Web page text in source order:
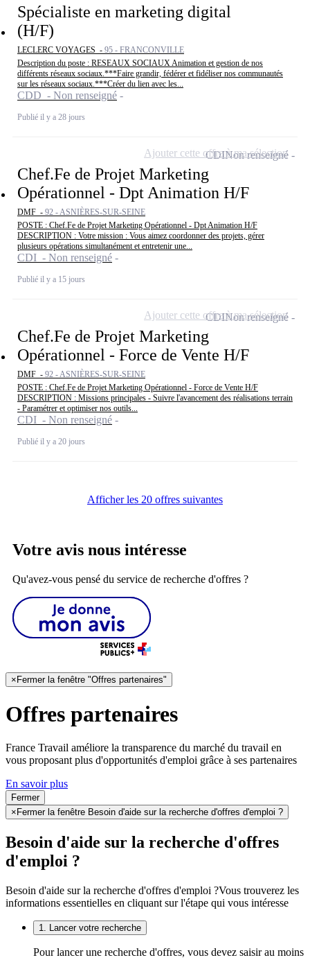
Spécialiste en marketing digital
(H/F)
LECLERC VOYAGES - 95 - FRANCONVILLE
Description du poste : RESEAUX SOCIAUX Animation et gestion de nos
différents réseaux sociaux.***Faire grandir, fédérer et fidéliser nos communautés
sur les réseaux sociaux.***Créer du lien avec les...
CDD - Non renseigné
Publié il y a 28 jours
Chef.Fe de Projet Marketing
Opérationnel - Dpt Animation H/F
DMF - 92 - ASNIÈRES-SUR-SEINE
POSTE : Chef.Fe de Projet Marketing Opérationnel - Dpt Animation H/F
DESCRIPTION : Votre mission : Vous aimez coordonner des projets, gérer
plusieurs opérations simultanément et entretenir une...
CDI - Non renseigné
Publié il y a 15 jours
CDINon renseigné
Ajouter cette offre à ma sélection
Chef.Fe de Projet Marketing
Opérationnel - Force de Vente H/F
DMF - 92 - ASNIÈRES-SUR-SEINE
POSTE : Chef.Fe de Projet Marketing Opérationnel - Force de Vente H/F
DESCRIPTION : Missions principales - Suivre l'avancement des réalisations terrain
- Paramétrer et optimiser nos outils...
CDI - Non renseigné
Publié il y a 20 jours
CDINon renseigné
Ajouter cette offre à ma sélection
Afficher les 20 offres suivantes
Votre avis nous intéresse
Qu'avez-vous pensé du service de recherche d'offres ?
×Fermer la fenêtre "Offres partenaires"
Offres partenaires
France Travail améliore la transparence du marché du travail en
vous proposant plus d'opportunités d'emploi grâce à ses partenaires
En savoir plus
Fermer
× Fermer la fenêtre Besoin d'aide sur la recherche d'offres d'emploi ?
Besoin d'aide sur la recherche d'offres
d'emploi ?
Besoin d'aide sur la recherche d'offres d'emploi ?Vous trouverez les
informations essentielles en cliquant sur l'étape qui vous intéresse
1. Lancer votre recherche
Pour lancer une recherche d'offres, vous devez saisir au moins